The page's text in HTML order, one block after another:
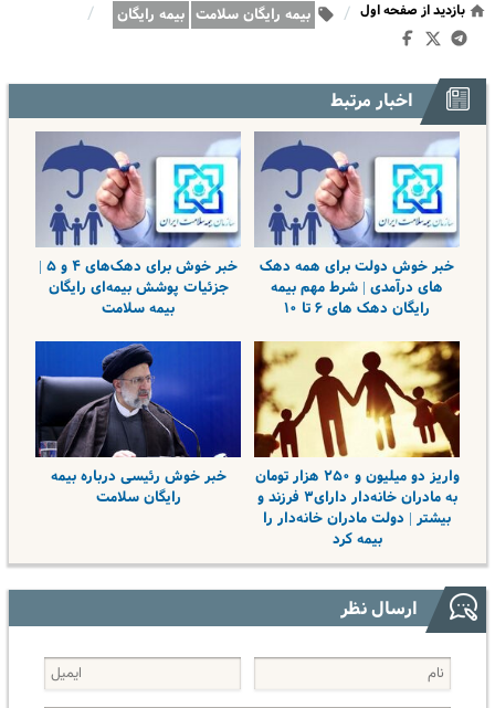
بازدید از صفحه اول / بیمه رایگان سلامت بیمه رایگان /
اخبار مرتبط
خبر خوش دولت برای همه دهک
های درآمدی | شرط مهم بیمه
رایگان دهک های ۶ تا ۱۰
خبر خوش برای دهک‌های ۴ و ۵ |
جزئیات پوشش بیمه‌ای رایگان
بیمه سلامت
واریز دو میلیون و ۲۵۰ هزار تومان
به مادران خانه‌دار دارای۳ فرزند و
بیشتر | دولت مادران خانه‌دار را
بیمه کرد
خبر خوش رئیسی درباره بیمه
رایگان سلامت
ارسال نظر